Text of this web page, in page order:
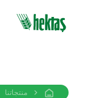
منتجاتنا